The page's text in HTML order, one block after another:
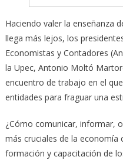
Haciendo valer la enseñanza
llega más lejos, los
Economistas y Contadores
la Upec, Antonio Moltó
encuentro de trabajo en el
entidades para fraguar una
¿Cómo comunicar, informar,
más cruciales de la economía
formación y capacitación de